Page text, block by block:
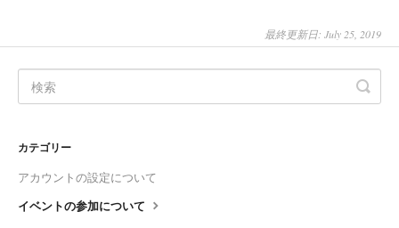
最終更新日: July 25, 2019
カテゴリー
アカウントの設定について
イベントの参加について